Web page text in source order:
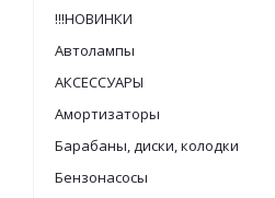
!!!НОВИНКИ
Автолампы
АКСЕССУАРЫ
Амортизаторы
Барабаны, диски, колодки
Бензонасосы